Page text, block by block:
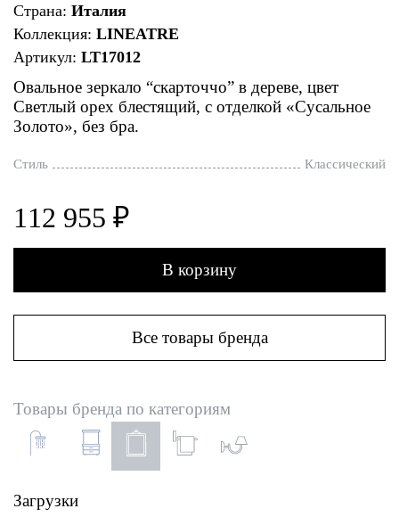
Страна: Италия
Коллекция: LINEATRE
Артикул: LT17012
Овальное зеркало “скарточчо” в дереве, цвет
Светлый орех блестящий, с отделкой «Сусальное
Золото», без бра.
Стиль Классический
112 955 ₽
В корзину
Все товары бренда
Товары бренда по категориям
Загрузки